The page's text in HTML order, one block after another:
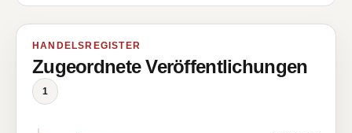
HANDELSREGISTER
Zugeordnete Veröffentlichungen
1